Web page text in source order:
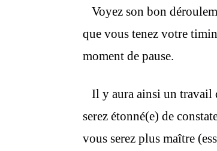
Voyez son bon
que vous tenez votre
moment de pause.
Il y aura ainsi un travail
serez étonné(e) de
vous serez plus maître